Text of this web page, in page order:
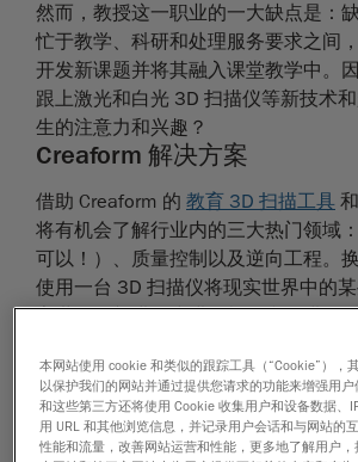
然而，教授这一职业的一大缺点是：
忙于教学、科研和处理服务要求之间
开发新课题并将其融入课堂教学中。
跟上激光和白光 3D 扫描仪等新技术
生的注意力和兴趣？
Creaform 解决方案
借助 Creaform 的 教育 3D 扫描工具
将有机会了解行业内的三大热门领域
可以！）、质量控制以及逆向工程。
使用一台 3D 扫描仪将现实世界中的
字世界，并进一步进行检测和改进。
便携式、易用、高分辨率、多功能软
典范的 3D 扫描仪是助您实现目标并
案。
本网站使用 cookie 和类似的跟踪工具（“Cookie”），
以保护我们的网站并通过提供您请求的功能来增强用
和这些第三方还将使用 Cookie 收集用户和设备数据、
用 URL 和其他浏览信息，并记录用户会话和与网站的
性能和流量，改善网站运营和性能，更多地了解用户